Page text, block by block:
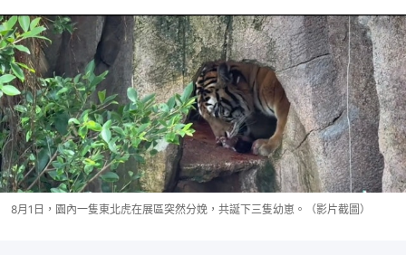
8月1日，園內一隻東北虎在展區突然分娩，共誕下三隻幼崽。（影片截圖）